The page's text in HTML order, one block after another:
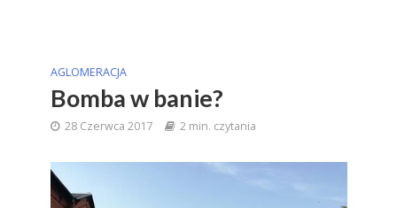
AGLOMERACJA
Bomba w banie?
28 Czerwca 2017 2 min. czytania